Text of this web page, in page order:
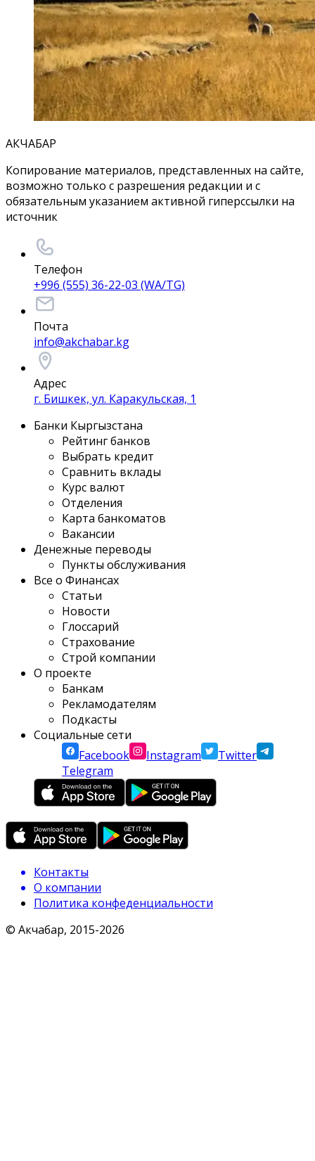
АКЧАБАР
Копирование материалов, представленных на сайте,
возможно только с разрешения редакции и с
обязательным указанием активной гиперссылки на
источник
Телефон
+996 (555) 36-22-03 (WA/TG)
Почта
info@akchabar.kg
Адрес
г. Бишкек, ул. Каракульская, 1
Банки Кыргызстана
Рейтинг банков
Выбрать кредит
Сравнить вклады
Курс валют
Отделения
Карта банкоматов
Вакансии
Денежные переводы
Пункты обслуживания
Все о Финансах
Статьи
Новости
Глоссарий
Страхование
Строй компании
О проекте
Банкам
Рекламодателям
Подкасты
Социальные сети
Facebook
Instagram
Twitter
Telegram
Контакты
О компании
Политика конфеденциальности
© Акчабар, 2015-2026